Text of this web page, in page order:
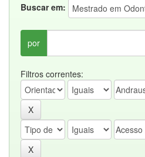
Buscar em:
por
Filtros correntes: